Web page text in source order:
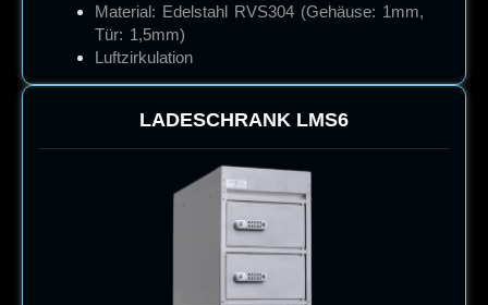
Material: Edelstahl RVS304 (Gehäuse: 1mm,
Tür: 1,5mm)
Luftzirkulation
LADESCHRANK LMS6